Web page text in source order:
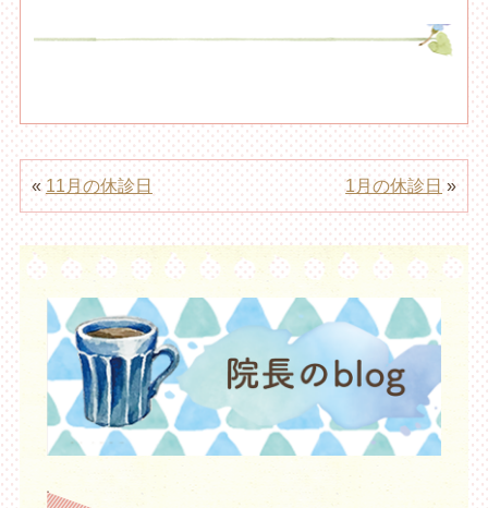
« 11月の休診日 1月の休診日»